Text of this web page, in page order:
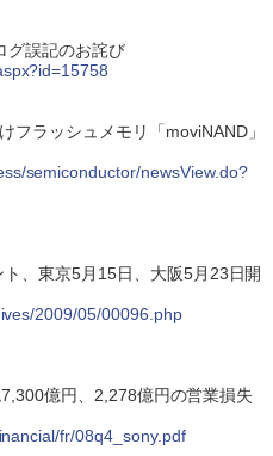
グ誤記のお詫び
フラッシュメモリ「moviNAND」
semiconductor/newsView.do?
、東京5月15日、大阪5月23日開
2009/05/00096.php
億円、2,278億円の営業損失
fr/08q4_sony.pdf